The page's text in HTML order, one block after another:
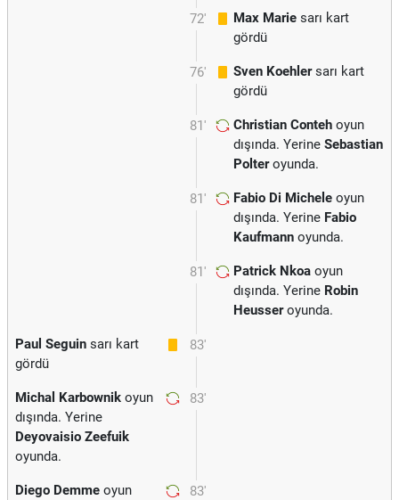
72' Max Marie sarı kart
gördü
76' Sven Koehlersarı kart
gördü
81' Christian Conteh oyun
dışında. Yerine Sebastian
Polteroyunda.
81' Fabio Di Michele oyun
dışında. Yerine Fabio
Kaufmann oyunda.
81' Patrick Nkoa oyun
dışında. Yerine Robin
Heusseroyunda.
83'
Paul Seguin sarı kart
gördü
83'
Michal Karbownik oyun
dışında. Yerine
Deyovaisio Zeefuik
oyunda.
83'
Diego Demme oyun